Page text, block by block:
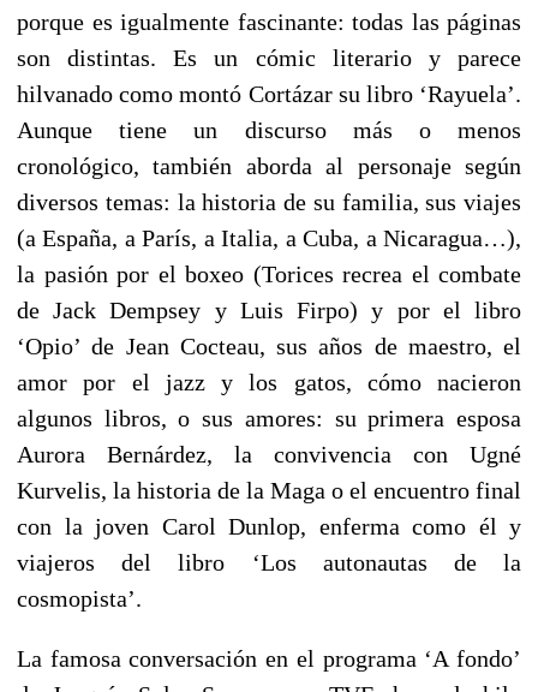
porque es igualmente fascinante: todas las páginas
son distintas. Es un cómic literario y parece
hilvanado como montó Cortázar su libro ‘Rayuela’.
Aunque tiene un discurso más o menos
cronológico, también aborda al personaje según
diversos temas: la historia de su familia, sus viajes
(a España, a París, a Italia, a Cuba, a Nicaragua…),
la pasión por el boxeo (Torices recrea el combate
de Jack Dempsey y Luis Firpo) y por el libro
‘Opio’ de Jean Cocteau, sus años de maestro, el
amor por el jazz y los gatos, cómo nacieron
algunos libros, o sus amores: su primera esposa
Aurora Bernárdez, la convivencia con Ugné
Kurvelis, la historia de la Maga o el encuentro final
con la joven Carol Dunlop, enferma como él y
viajeros del libro ‘Los autonautas de la
cosmopista’.
La famosa conversación en el programa ‘A fondo’